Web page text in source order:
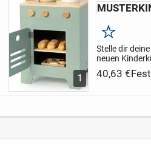
1
Merken
Stelle dir
neuen
ist dies nun
Traumküche...
40,63 €